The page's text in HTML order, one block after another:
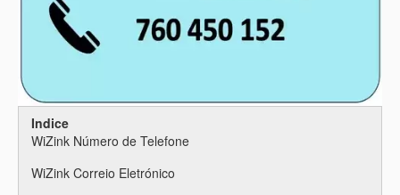
Indice
WiZink Número de Telefone
WiZink Correio Eletrónico